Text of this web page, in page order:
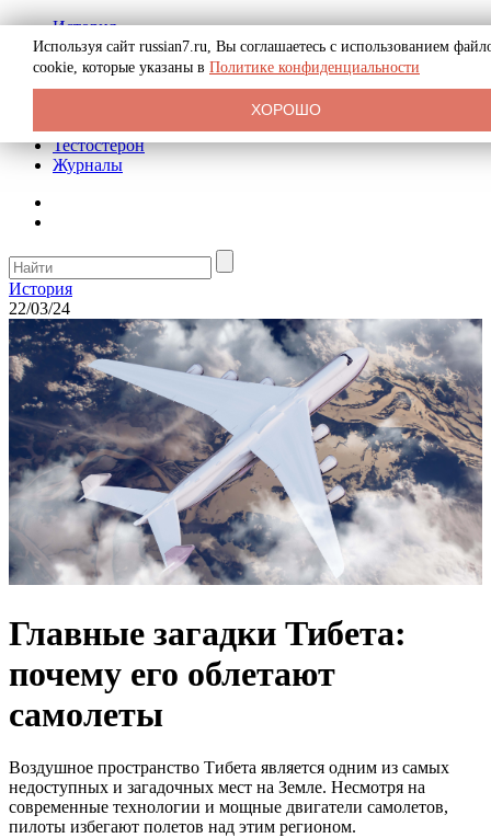
История
Биография
Криминал
Реклама на сайте
Тестостерон
Журналы
История
22/03/24
Главные загадки Тибета:
почему его облетают
самолеты
Воздушное пространство Тибета является одним из самых
недоступных и загадочных мест на Земле. Несмотря на
современные технологии и мощные двигатели самолетов,
пилоты избегают полетов над этим регионом.
Используя сайт russian7.ru, Вы соглашаетесь с использованием
cookie, которые указаны в Политике конфиденциальности
ХОРОШО